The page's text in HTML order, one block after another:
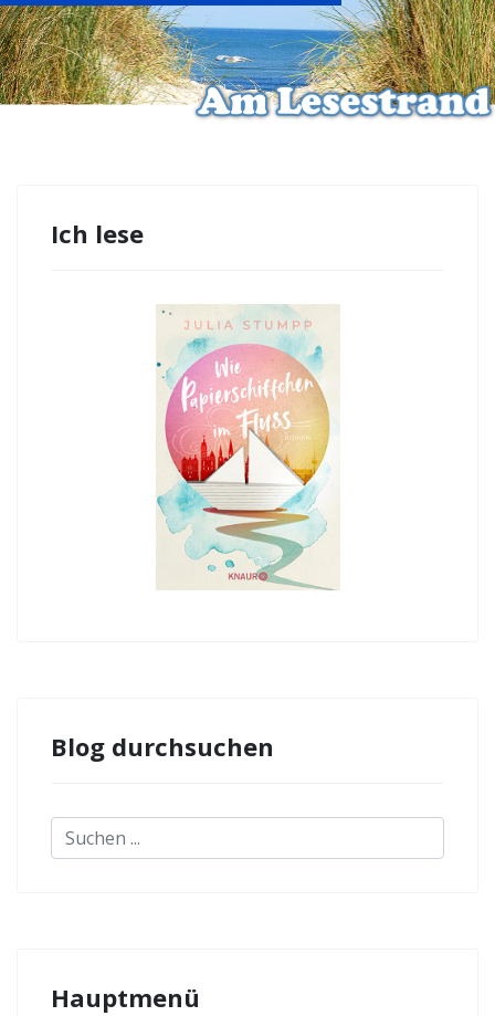
Ich lese
Blog durchsuchen
Suchen
...
Hauptmenü